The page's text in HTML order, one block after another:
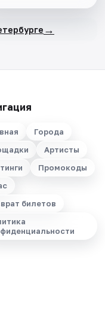
→
Города
Артисты
Промокоды
билетов